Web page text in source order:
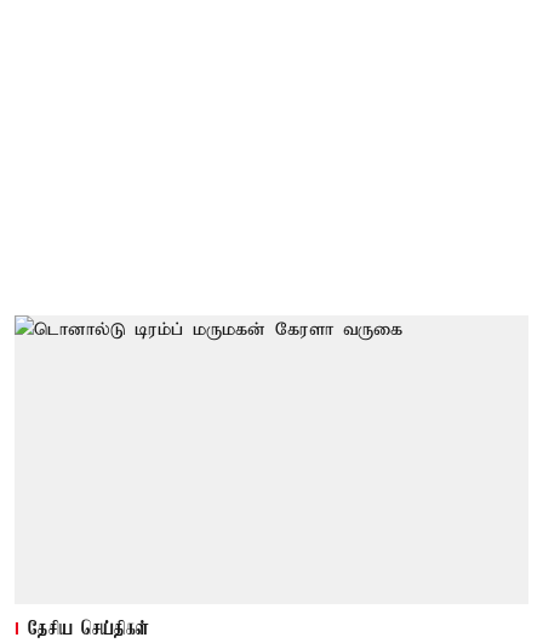
தேசிய செய்திகள்